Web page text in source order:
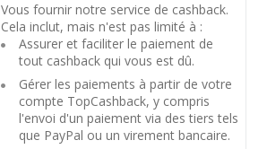
Vous fournir notre service de cashback.
Cela inclut, mais n'est pas limité à :
Assurer et faciliter le paiement de
tout cashback qui vous est dû.
Gérer les paiements à partir de votre
compte TopCashback, y compris
l'envoi d'un paiement via des tiers tels
que PayPal ou un virement bancaire.